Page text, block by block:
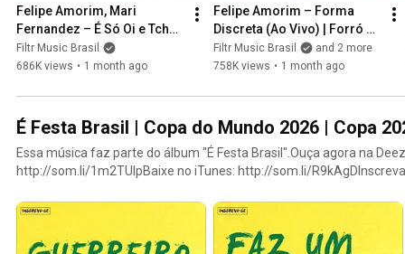
Felipe Amorim, Mari
Fernandez – É Só Oi e Tchau
(Ao Vivo)  | Forró Daquele
Jeito
Filtr Music Brasil
686K views • 1 month ago
Felipe Amorim – Forma
Discreta (Ao Vivo) | Forró
Daquele Jeito
Filtr Music Brasil
and 2 more
758K views • 1 month ago
É Festa Brasil | Copa do Mundo 2026 | Copa
Essa música faz parte do álbum "É Festa Brasil".Ouça agora na
http://som.li/1m2TUIpBaixe no iTunes: http://som.li/
http://twitter.com/somlivre | http://plus.google.com/+somlivre/